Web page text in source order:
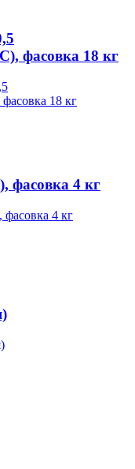
фасовка 18 кг
4 кг